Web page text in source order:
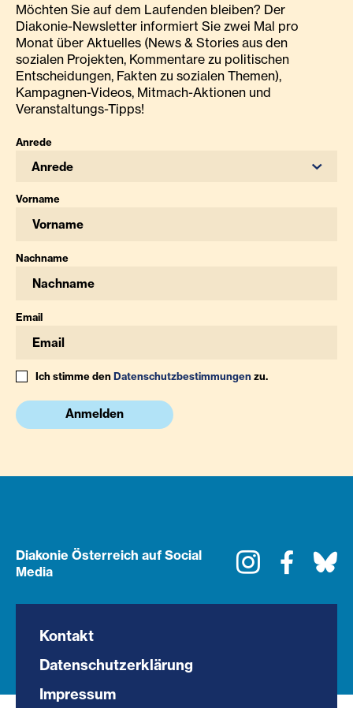
Möchten Sie auf dem Laufenden bleiben? Der
Diakonie-Newsletter informiert Sie zwei Mal pro
Monat über Aktuelles (News & Stories aus den
sozialen Projekten, Kommentare zu politischen
Entscheidungen, Fakten zu sozialen Themen),
Kampagnen-Videos, Mitmach-Aktionen und
Veranstaltungs-Tipps!
Anrede
Anrede
Vorname
Nachname
Email
Ich stimme denDatenschutzbestimmungenzu.
Anmelden
Diakonie Österreich auf Social
Media
Instagram
Kontakt
Datenschutzerklärung
Impressum